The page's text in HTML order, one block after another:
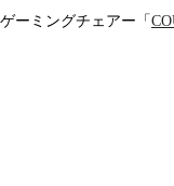
ーミングチェアー「